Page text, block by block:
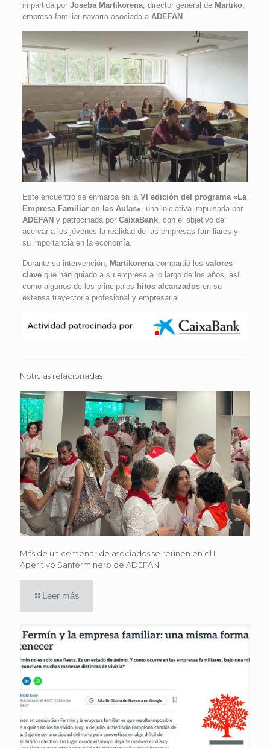
impartida por Joseba Martikorena, director general de Martiko,
empresa familiar navarra asociada a ADEFAN .
Este encuentro se enmarca en la VI edición del programa «La
Empresa Familiar en las Aulas», una iniciativa impulsada por
ADEFAN y patrocinada por CaixaBank, con el objetivo de
acercar a los jóvenes la realidad de las empresas familiares y
su importancia en la economía.
Durante su intervención, Martikorenacompartió los valores
claveque han guiado a su empresa a lo largo de los años, así
como algunos de los principales hitos alcanzadosen su
extensa trayectoria profesional y empresarial.
Noticias relacionadas
Más de un centenar de asociados se reúnen en el II
Aperitivo Sanferminero de ADEFAN
Leer más